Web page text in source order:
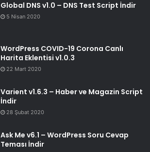
Global DNS v1.0 – DNS Test Script İndir
5 Nisan 2020
WordPress COVID-19 Corona Canlı
Harita Eklentisi v1.0.3
22 Mart 2020
Varient v1.6.3 – Haber ve Magazin Script
İndir
28 Şubat 2020
Ask Me v6.1 – WordPress Soru Cevap
Teması İndir